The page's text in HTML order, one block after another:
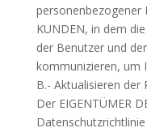
personenbezogener
KUNDEN, in dem
der Benutzer und
kommunizieren, um
B.- Aktualisieren der
Der EIGENTÜMER